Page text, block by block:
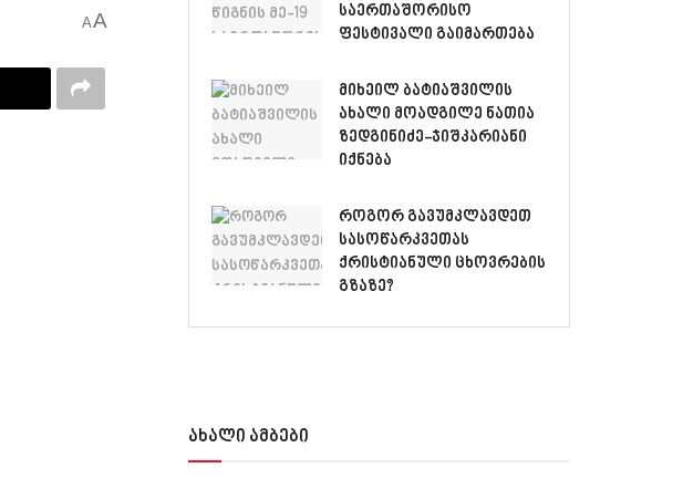
AA
საერთაშორისო
ფესტივალი გაიმართება
მიხეილ ბატიაშვილის
ახალი მოადგილე ნათია
ზედგინიძე-ჯიშკარიანი
იქნება
როგორ გავუმკლავდეთ
სასოწარკვეთას
ქრისტიანული ცხოვრების
გზაზე?
ახალი ამბები